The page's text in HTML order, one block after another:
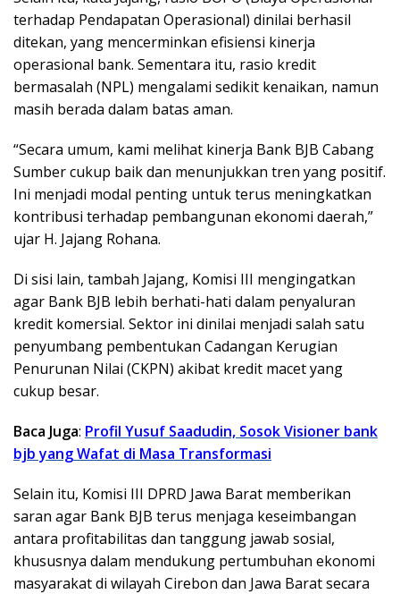
terhadap Pendapatan Operasional) dinilai berhasil
ditekan, yang mencerminkan efisiensi kinerja
operasional bank. Sementara itu, rasio kredit
bermasalah (NPL) mengalami sedikit kenaikan, namun
masih berada dalam batas aman.
“Secara umum, kami melihat kinerja Bank BJB Cabang
Sumber cukup baik dan menunjukkan tren yang positif.
Ini menjadi modal penting untuk terus meningkatkan
kontribusi terhadap pembangunan ekonomi daerah,”
ujar H. Jajang Rohana.
Di sisi lain, tambah Jajang, Komisi III mengingatkan
agar Bank BJB lebih berhati-hati dalam penyaluran
kredit komersial. Sektor ini dinilai menjadi salah satu
penyumbang pembentukan Cadangan Kerugian
Penurunan Nilai (CKPN) akibat kredit macet yang
cukup besar.
Baca Juga: Profil Yusuf Saadudin, Sosok Visioner bank
bjb yang Wafat di Masa Transformasi
Selain itu, Komisi III DPRD Jawa Barat memberikan
saran agar Bank BJB terus menjaga keseimbangan
antara profitabilitas dan tanggung jawab sosial,
khususnya dalam mendukung pertumbuhan ekonomi
masyarakat di wilayah Cirebon dan Jawa Barat secara